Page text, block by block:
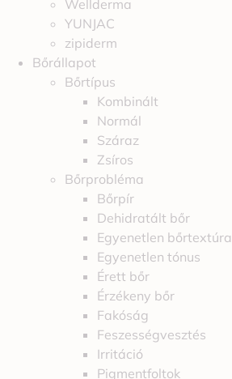
Wellderma
YUNJAC
zipiderm
Bőrállapot
Bőrtípus
Kombinált
Normál
Száraz
Zsíros
Bőrprobléma
Bőrpír
Dehidratált bőr
Egyenetlen bőrtextúra
Egyenetlen tónus
Érett bőr
Érzékeny bőr
Fakóság
Feszességvesztés
Irritáció
Pigmentfoltok